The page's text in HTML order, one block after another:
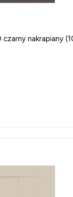
nakrapiany